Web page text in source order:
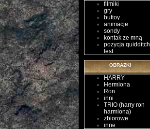
filmiki
gry
buttoy
animacje
sondy
kontak ze mną
pozycja quidditch
test
OBRAZKI
HARRY
Hermiona
Ron
inni
TRIO (harry ron
harmiona)
zbiorowe
inne